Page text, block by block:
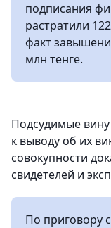
подписания
растратили
факт
млн тенге.
Подсудимые
к выводу об их
совокупности
свидетелей и
По приговору